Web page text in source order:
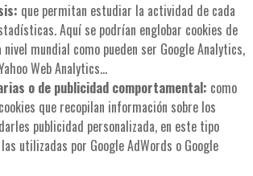
que permitan estudiar la actividad de cada
Aquí se podrían englobar cookies de
mundial como pueden ser Google Analytics,
Web Analytics…
o de publicidad comportamental: como
que recopilan información sobre los
publicidad personalizada, en este tipo
utilizadas por Google AdWords o Google